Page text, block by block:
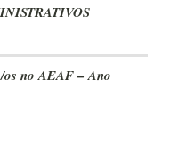
os no AEAF – Ano